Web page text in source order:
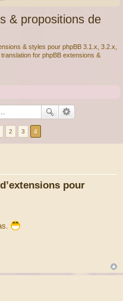
& propositions de
& styles pour phpBB 3.1.x, 3.2.x,
for phpBB extensions &
2 3 4
pour